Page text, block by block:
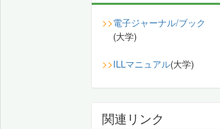
>>電子ジャーナル/ブック
(大学)
>>ILLマニュアル(大学)
関連リンク